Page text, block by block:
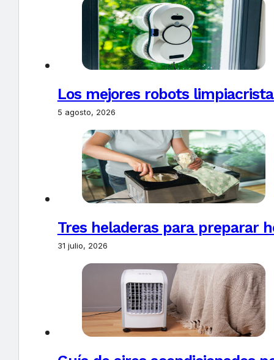
Los mejores robots
5 agosto, 2026
Tres heladeras para preparar
31 julio, 2026